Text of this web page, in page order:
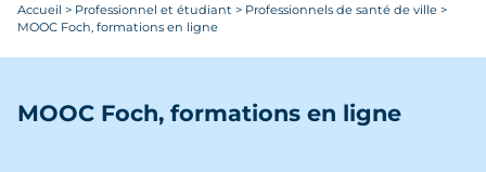
Accueil > Professionnel et étudiant > Professionnels de santé de ville >
MOOC Foch, formations en ligne
MOOC Foch, formations en ligne